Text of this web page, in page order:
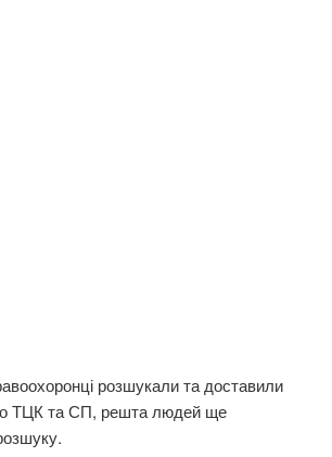
розшукали та доставили
ТЦК та СП, решта людей ще